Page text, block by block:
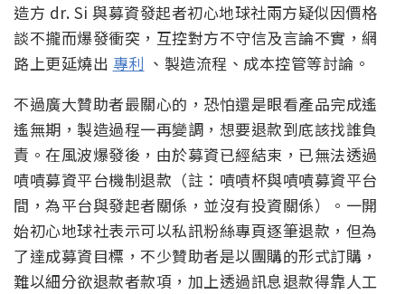
造方 dr. Si 與募資發起者初心地球社兩方疑似因價格
談不攏而爆發衝突，互控對方不守信及言論不實，網
路上更延燒出 專利 、製造流程、成本控管等討論。
不過廣大贊助者最關心的，恐怕還是眼看產品完成遙
遙無期，製造過程一再變調，想要退款到底該找誰負
責。在風波爆發後，由於募資已經結束，已無法透過
嘖嘖募資平台機制退款（註：嘖嘖杯與嘖嘖募資平台
間，為平台與發起者關係，並沒有投資關係）。一開
始初心地球社表示可以私訊粉絲專頁逐筆退款，但為
了達成募資目標，不少贊助者是以團購的形式訂購，
難以細分欲退款者款項，加上透過訊息退款得靠人工